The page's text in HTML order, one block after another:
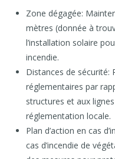
Zone dégagée:
mètres (donnée à
l’installation solaire
incendie.
Distances de sécurité:
réglementaires par
structures et aux
réglementation locale.
Plan d’action en cas
cas d’incendie de